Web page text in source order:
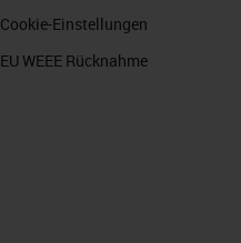
Cookie-Einstellungen
EU WEEE Rücknahme